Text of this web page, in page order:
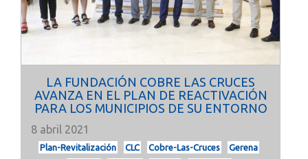
LA FUNDACIÓN COBRE LAS CRUCES
AVANZA EN EL PLAN DE REACTIVACIÓN
PARA LOS MUNICIPIOS DE SU ENTORNO
8 abril 2021
Plan-Revitalización CLC Cobre-Las-Cruces
Gerena